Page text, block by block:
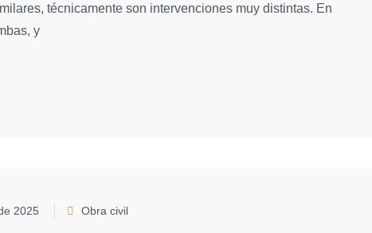
técnicamente son intervenciones muy distintas. En
y
2025 Obra civil